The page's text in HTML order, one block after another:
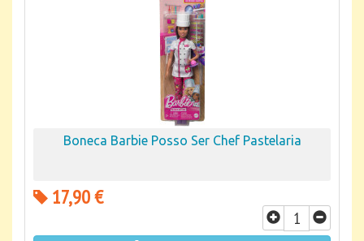
Boneca Barbie Posso Ser Chef Pastelaria
17,90 €